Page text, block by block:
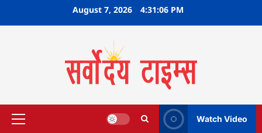
August 7, 2026 4:31:07 PM
Primary
Watch Video